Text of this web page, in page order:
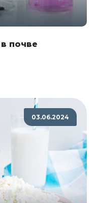
почве
03.06.2024